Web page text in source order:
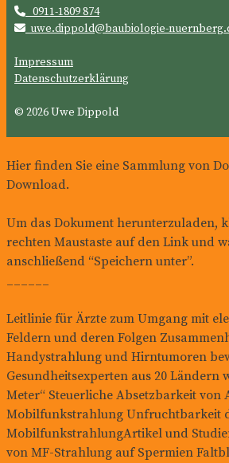
 0911-1809 874
 uwe.dippold@baubiologie-
Impressum
Datenschutzerklärung
© 2026 Uwe Dippold
Hier finden Sie eine Sammlung von
Download.
Um das Dokument herunterzuladen,
rechten Maustaste auf den Link und
anschließend “Speichern unter”.
______
Leitlinie für Ärzte zum Umgang mit
Feldern und deren Folgen
Handystrahlung und Hirntumoren
Gesundheitsexperten aus 20 Ländern
Meter“ Steuerliche Absetzbarkeit von
Mobilfunkstrahlung Unfruchtbarkeit
MobilfunkstrahlungArtikel und
von MF-Strahlung auf Spermien